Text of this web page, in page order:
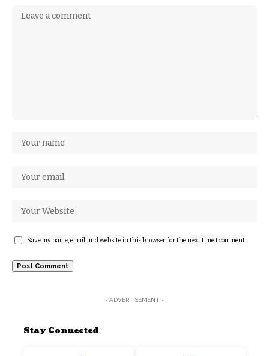
Save my name, email, and website in this browser for the next time I comment.
- ADVERTISEMENT -
Stay Connected